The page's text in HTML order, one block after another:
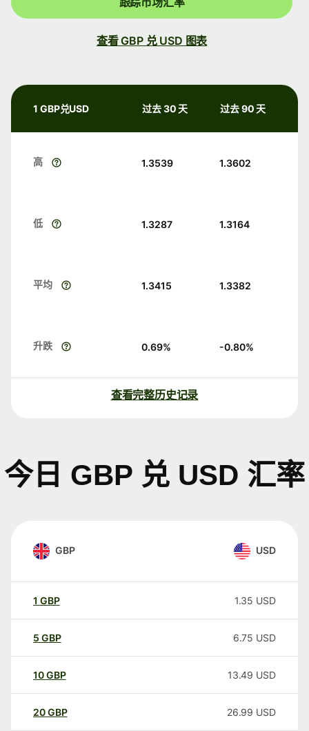
查看 GBP 兑 USD 图表
1 GBP兑USD 过去 30 天 过去 90 天
高 1.3539 1.3602
低 1.3287 1.3164
平均 1.3415 1.3382
升跌 0.69% -0.80%
查看完整历史记录
今日 GBP 兑 USD 汇率
GBP USD
1 GBP 1.35 USD
5 GBP 6.75 USD
10GBP 13.49 USD
20GBP 26.99 USD